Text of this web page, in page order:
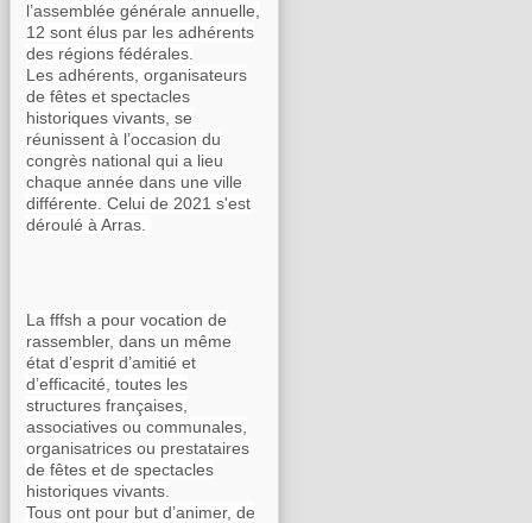
l’assemblée générale annuelle,
12 sont élus par les adhérents
des régions fédérales.
Les adhérents, organisateurs
de fêtes et spectacles
historiques vivants, se
réunissent à l’occasion du
congrès national qui a lieu
chaque année dans une ville
différente. Celui de 2021 s'est
déroulé à Arras.
La fffsh a pour vocation de
rassembler, dans un même
état d’esprit d’amitié et
d’efficacité, toutes les
structures françaises,
associatives ou communales,
organisatrices ou prestataires
de fêtes et de spectacles
historiques vivants.
Tous ont pour but d’animer, de